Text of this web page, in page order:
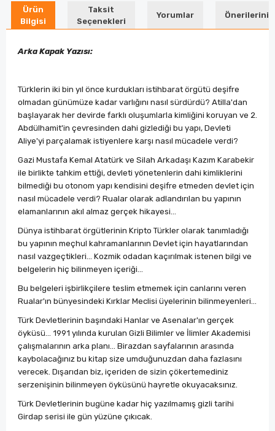
Ürün
Bilgisi
Taksit
Seçenekleri
Yorumlar Önerileriniz
Arka Kapak Yazısı:
Türklerin iki bin yıl önce kurdukları istihbarat örgütü deşifre
olmadan günümüze kadar varlığını nasıl sürdürdü? Atilla'dan
başlayarak her devirde farklı oluşumlarla kimliğini koruyan ve 2.
Abdülhamit'in çevresinden dahi gizlediği bu yapı, Devleti
Aliye'yi parçalamak istiyenlere karşı nasıl mücadele verdi?
Gazi Mustafa Kemal Atatürk ve Silah Arkadaşı Kazım Karabekir
ile birlikte tahkim ettiği, devleti yönetenlerin dahi kimliklerini
bilmediği bu otonom yapı kendisini deşifre etmeden devlet için
nasıl mücadele verdi? Rualar olarak adlandırılan bu yapının
elamanlarının akıl almaz gerçek hikayesi...
Dünya istihbarat örgütlerinin Kripto Türkler olarak tanımladığı
bu yapının meçhul kahramanlarının Devlet için hayatlarından
nasıl vazgeçtikleri... Kozmik odadan kaçırılmak istenen bilgi ve
belgelerin hiç bilinmeyen içeriği...
Bu belgeleri işbirlikçilere teslim etmemek için canlarını veren
Rualar'ın bünyesindeki Kırklar Meclisi üyelerinin bilinmeyenleri...
Türk Devletlerinin başındaki Hanlar ve Asenalar'ın gerçek
öyküsü... 1991 yılında kurulan Gizli Bilimler ve İlimler Akademisi
çalışmalarının arka planı... Birazdan sayfalarının arasında
kaybolacağınız bu kitap size umduğunuzdan daha fazlasını
verecek. Dışarıdan biz, içeriden de sizin çökertemediniz
serzenişinin bilinmeyen öyküsünü hayretle okuyacaksınız.
Türk Devletlerinin bugüne kadar hiç yazılmamış gizli tarihi
Girdap serisi ile gün yüzüne çıkıcak.